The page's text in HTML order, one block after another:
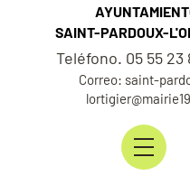
SAINT-PARDOUX-
Teléfono. 05 55 23
Correo: saint-